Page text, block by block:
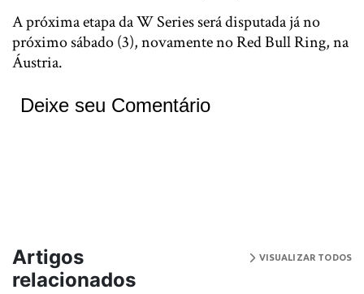
A próxima etapa da W Series será disputada já no
próximo sábado (3), novamente no Red Bull Ring, na
Áustria.
Deixe seu Comentário
Artigos
relacionados
VISUALIZAR TODOS